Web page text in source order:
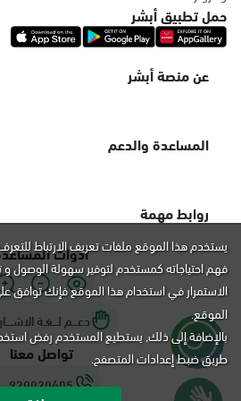
التوجه للموقع
الدمام, فرع موبايلي - شارع
الجمعة (16:00-23:00)
تويوتا، الدمام
السبت - الخميس (09:00-23:00)
الجمعة (16:00-23:00)
التوجه للموقع
الدمام,
حمل تطبيق أبشر
عن منصة أبشر
المساعدة والدعم
روابط مهمة
أدوات
دعـــم لـــغـة
تواصل معنا
920020405
يستخدم هذا الموقع ملفات تعريف الارتباط
فهم احتياجاته كمستخدم لتوفير سهولة
الاستمرار في استخدام هذا الموقع فإنك توافق
الموقع.
بالإضافة إلى ذلك, يستطيع المستخدم رفض
طريق ضبط إعدادات المتصفح.